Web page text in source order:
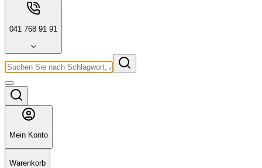
041 768 91 91
Mein Konto
Warenkorb